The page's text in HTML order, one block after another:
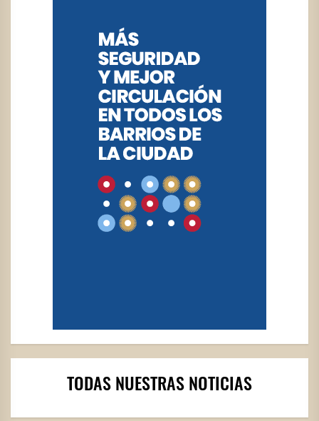
TODAS NUESTRAS NOTICIAS